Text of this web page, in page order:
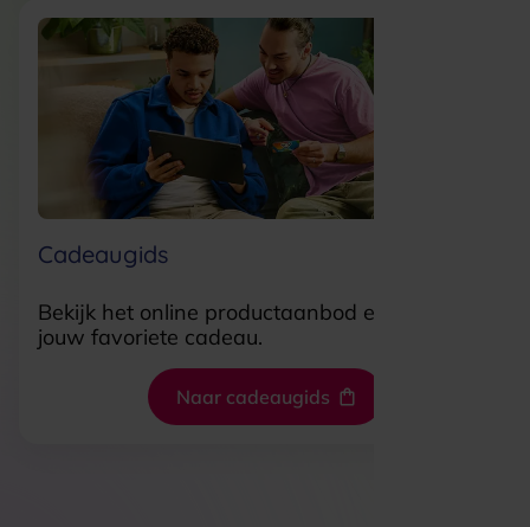
Cadeaugids
Bekijk het online productaanbod en shop
jouw favoriete cadeau.
Naar cadeaugids